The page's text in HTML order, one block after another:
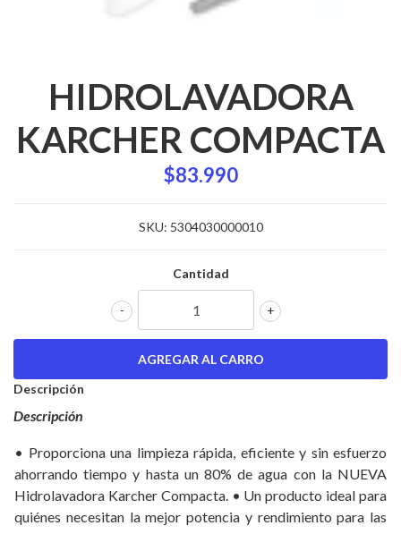
HIDROLAVADORA
KARCHER COMPACTA
$83.990
SKU: 5304030000010
Cantidad
+
-
Descripción
Descripción
• Proporciona una limpieza rápida, eficiente y sin esfuerzo
ahorrando tiempo y hasta un 80% de agua con la NUEVA
Hidrolavadora Karcher Compacta. • Un producto ideal para
quiénes necesitan la mejor potencia y rendimiento para las